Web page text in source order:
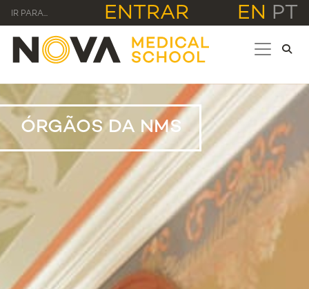
IR PARA... ENTRAR EN PT
ÓRGÃOS DA NMS